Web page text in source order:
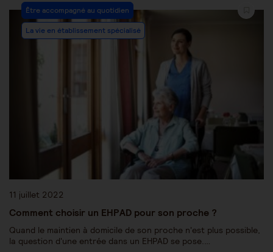
Être accompagné au quotidien
La vie en établissement spécialisé
11 juillet 2022
Comment choisir un EHPAD pour son proche ?
Quand le maintien à domicile de son proche n'est plus possible,
la question d'une entrée dans un EHPAD se pose.…